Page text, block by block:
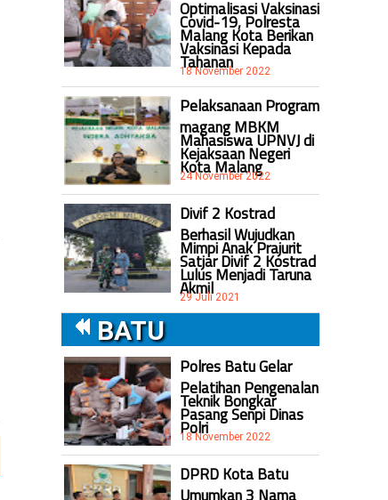
Optimalisasi Vaksinasi
Covid-19, Polresta
Malang Kota Berikan
Vaksinasi Kepada
Tahanan
18 November 2022
Pelaksanaan Program
magang MBKM
Mahasiswa UPNVJ di
Kejaksaan Negeri
Kota Malang
24 November 2022
Divif 2 Kostrad
Berhasil Wujudkan
Mimpi Anak Prajurit
Satjar Divif 2 Kostrad
Lulus Menjadi Taruna
Akmil
29 Juli 2021
BATU
Polres Batu Gelar
Pelatihan Pengenalan
Teknik Bongkar
Pasang Senpi Dinas
Polri
18 November 2022
DPRD Kota Batu
Umumkan 3 Nama